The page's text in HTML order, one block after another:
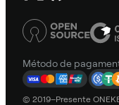
Método de
© 2019–Presente